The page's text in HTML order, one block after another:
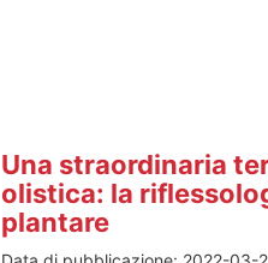
Una straordinaria
olistica: la
plantare